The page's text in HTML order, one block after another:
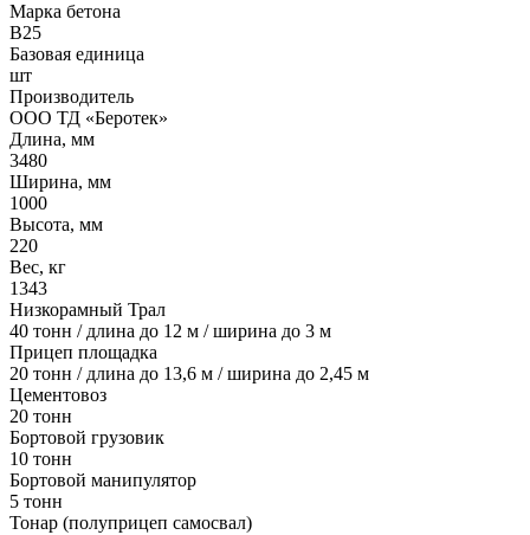
Марка бетона
B25
Базовая единица
шт
Производитель
ООО ТД «Беротек»
Длина, мм
3480
Ширина, мм
1000
Высота, мм
220
Вес, кг
1343
Низкорамный Трал
40 тонн / длина до 12 м / ширина до 3 м
Прицеп площадка
20 тонн / длина до 13,6 м / ширина до 2,45 м
Цементовоз
20 тонн
Бортовой грузовик
10 тонн
Бортовой манипулятор
5 тонн
Тонар (полуприцеп самосвал)